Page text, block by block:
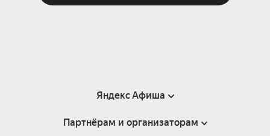
Яндекс Афиша
Справка
Партнёрам и организаторам